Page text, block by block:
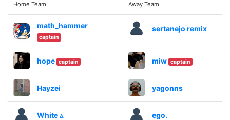
Home Team Away Team
math_hammer
captain
sertanejo remix
hope captain miw captain
Hayzei yagonns
White ▵ ego.